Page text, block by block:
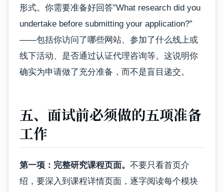
形式。你需要准备好回答”What research did you
undertake before submitting your application?”
——包括你访问了哪些网站、参加了什么线上或
线下活动、是否通过认证代理咨询等。这说明你
确实为申请做了充分准备，而不是盲目递交。
五、面试前必须做的五项准备
工作
第一项：完整研究课程页面。 不要只看首页介
绍，要深入到课程详情页面，逐字阅读每个模块